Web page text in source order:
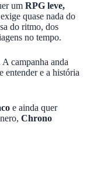
um RPG leve,
quase nada do
do ritmo, dos
no tempo.
campanha anda
entender e a história
e ainda quer
Chrono